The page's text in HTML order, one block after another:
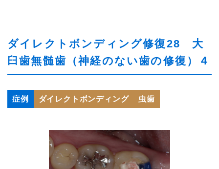
ダイレクトボンディング修復28 大
臼歯無髄歯（神経のない歯の修復）４
症例 ダイレクトボンディング 虫歯